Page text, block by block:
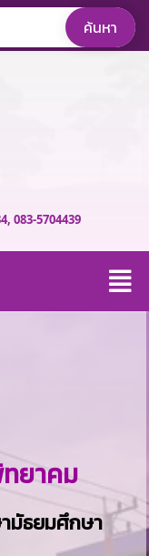
, 083-5704439
ยาคม
มัธยมศึกษา